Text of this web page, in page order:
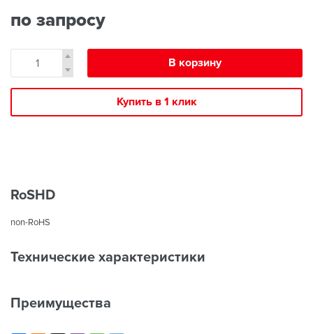
по запросу
В корзину
Купить в 1 клик
RoSHD
non-RoHS
Технические характеристики
Преимущества